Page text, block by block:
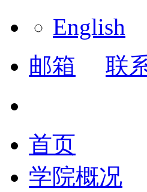
English
邮箱
联
首页
学院概况